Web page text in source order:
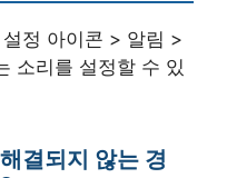
설정 아이콘 > 알림 >
소리를 설정할 수 있
결되지 않는 경